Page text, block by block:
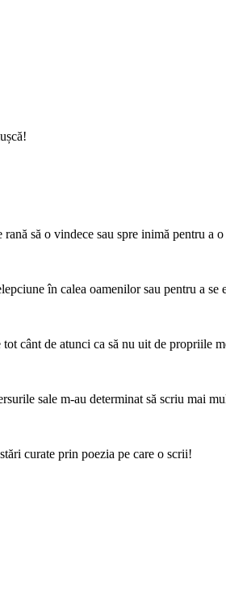
să o vindece sau spre inimă pentru a o
în calea oamenilor sau pentru a
cânt de atunci ca să nu uit de propriile
sale m-au determinat să scriu mai
curate prin poezia pe care o scrii!